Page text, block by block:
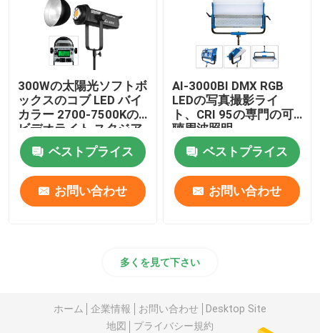
300Wの太陽光ソフトボ
ックスのコブ LED バイ
カラー 2700-7500Kの
ビデオライト スタジア
ムスポットライト
ベストプライス
お問い合わせ
AI-3000BI DMX RGB
LEDの写真撮影ライ
ト、CRI 95の専門の可
聴周波照明
ベストプライス
お問い合わせ
多くを見て下さい
ホーム 企業情報 お問い合わせ
Desktop Site
地図
プライバシー規約